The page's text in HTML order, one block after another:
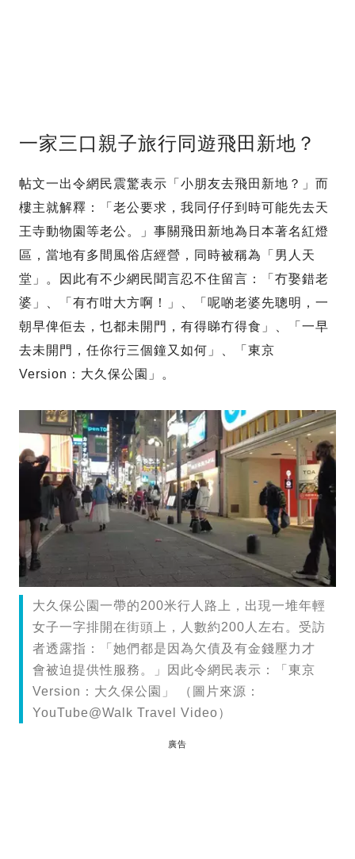
一家三口親子旅行同遊飛田新地？
帖文一出令網民震驚表示「小朋友去飛田新地？」而
樓主就解釋：「老公要求，我同仔仔到時可能先去天
王寺動物園等老公。」事關飛田新地為日本著名紅燈
區，當地有多間風俗店經營，同時被稱為「男人天
堂」。因此有不少網民聞言忍不住留言：「冇娶錯老
婆」、「有冇咁大方啊！」、「呢啲老婆先聰明，一
朝早俾佢去，乜都未開門，有得睇冇得食」、「一早
去未開門，任你行三個鐘又如何」、「東京
Version：大久保公園」。
大久保公園一帶的200米行人路上，出現一堆年輕
女子一字排開在街頭上，人數約200人左右。受訪
者透露指：「她們都是因為欠債及有金錢壓力才
會被迫提供性服務。」因此令網民表示：「東京
Version：大久保公園」 （圖片來源：
YouTube@Walk Travel Video）
廣告